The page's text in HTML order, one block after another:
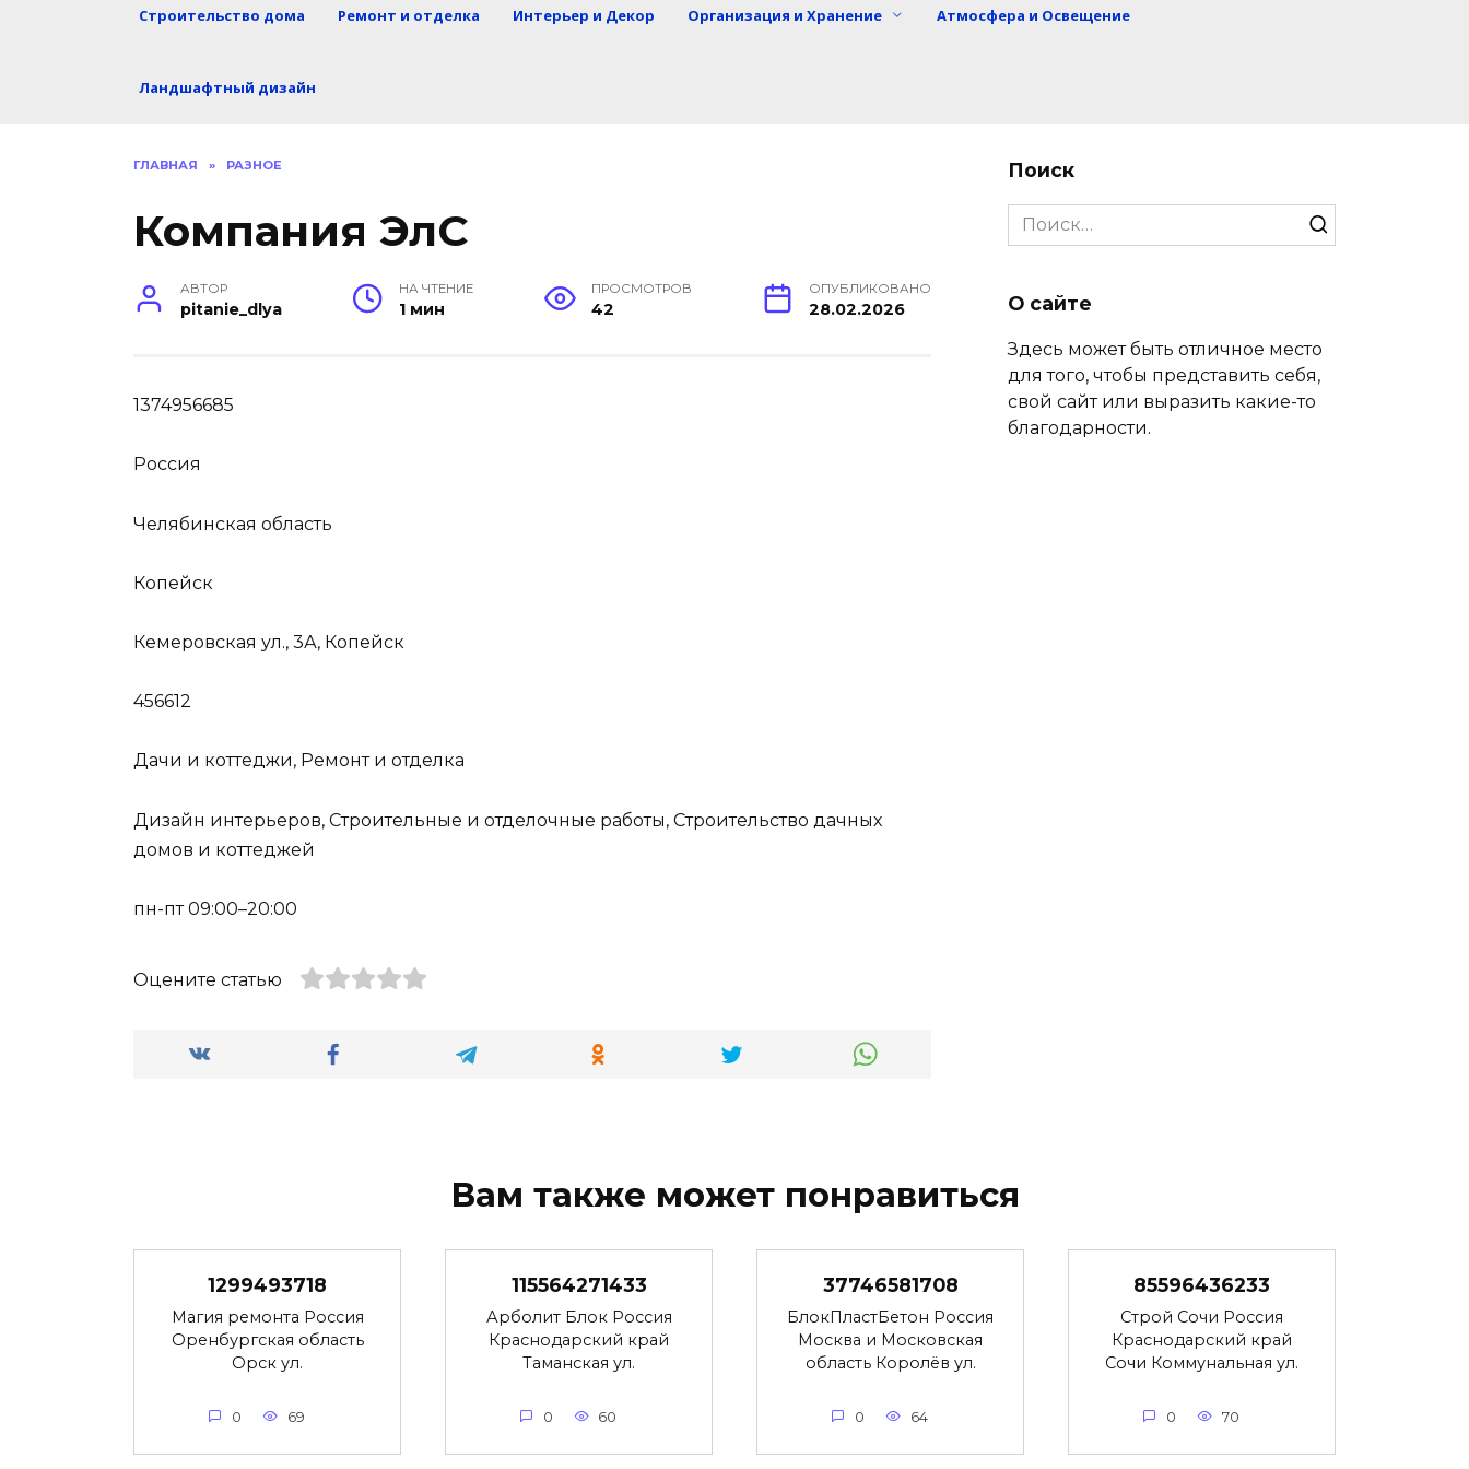
Строительство дома Ремонт и отделка Интерьер и Декор Организация и Хранение Атмосфера и Освещение
Ландшафтный дизайн
ГЛАВНАЯ » РАЗНОЕ
Компания ЭлС
АВТОР
pitanie_dlya
НА ЧТЕНИЕ
1 мин
ПРОСМОТРОВ
42
ОПУБЛИКОВАНО
28.02.2026
1374956685
Россия
Челябинская область
Копейск
Кемеровская ул., 3А, Копейск
456612
Дачи и коттеджи, Ремонт и отделка
Дизайн интерьеров, Строительные и отделочные работы, Строительство дачных
домов и коттеджей
пн-пт 09:00–20:00
Оцените статью
Поиск
Search
for:
О сайте
Здесь может быть отличное место
для того, чтобы представить себя,
свой сайт или выразить какие-то
благодарности.
Вам также может понравиться
1299493718
Магия ремонта Россия
Оренбургская область
Орск ул.
0 69
115564271433
Арболит Блок Россия
Краснодарский край
Таманская ул.
0 60
37746581708
БлокПластБетон Россия
Москва и Московская
область Королёв ул.
0 64
85596436233
Строй Сочи Россия
Краснодарский край
Сочи Коммунальная ул.
0 70